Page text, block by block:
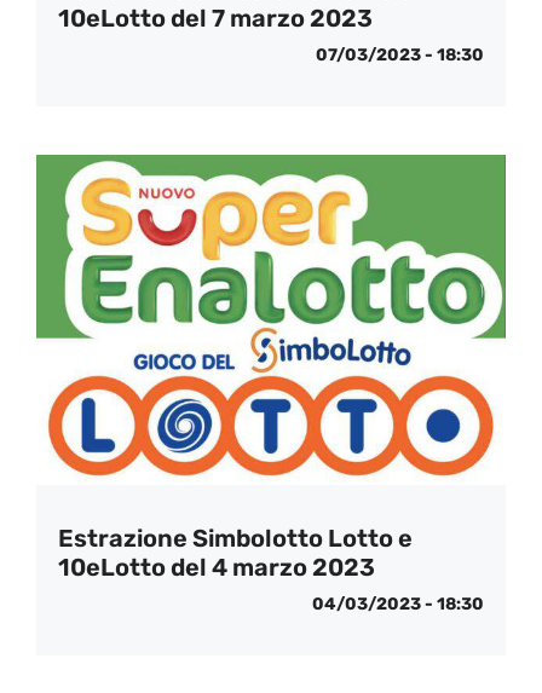
10eLotto del 7 marzo 2023
07/03/2023 - 18:30
Estrazione Simbolotto Lotto e
10eLotto del 4 marzo 2023
04/03/2023 - 18:30